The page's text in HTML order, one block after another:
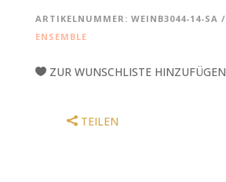
SCHLAGZEUGER
ARTIKELNUMMER: WEINB3044-14-SA
ENSEMBLE
ZUR WUNSCHLISTE HINZUFÜGEN
TEILEN